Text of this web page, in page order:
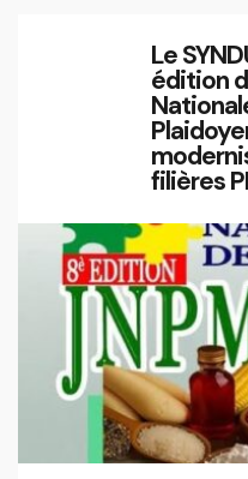
Le
édition
filières